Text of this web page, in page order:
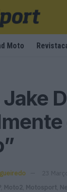
Moto
23
Moto2 Motosport